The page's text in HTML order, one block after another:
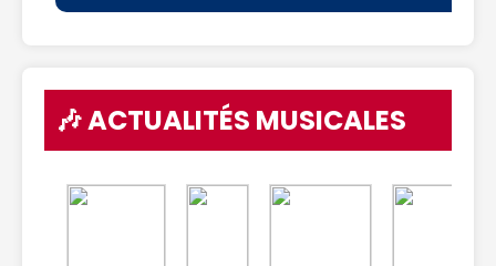
🎶 ACTUALITÉS MUSICALES